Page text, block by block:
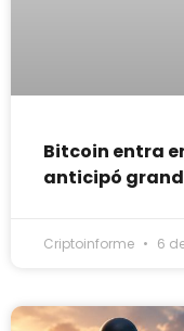
Bitcoin entra
anticipó
Criptoinforme 6